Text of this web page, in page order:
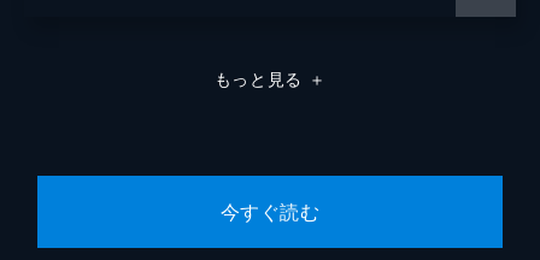
もっと見る ＋
今すぐ読む